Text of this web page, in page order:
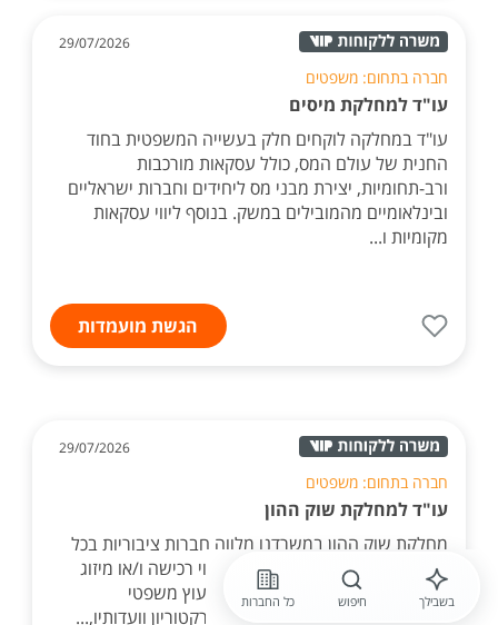
29/07/2026
חברה בתחום: משפטים
עו"ד למחלקת מיסים
עו"ד במחלקה לוקחים חלק בעשייה המשפטית בחוד
החנית של עולם המס, כולל עסקאות מורכבות
ורב-תחומיות, יצירת מבני מס ליחידים וחברות ישראליים
ובינלאומיים מהמובילים במשק. בנוסף ליווי עסקאות
מקומיות ו...
הגשת מועמדות
29/07/2026
חברה בתחום: משפטים
עו"ד למחלקת שוק ההון
מחלקת שוק ההון במשרדנו מלווה חברות ציבוריות בכל
ההיבטים הרגולטוריים ובכלל זה ליווי רכישה ו/או מיזוג
שבהם מעורבות חברות ציבוריות, ייעוץ משפטי
לדירקטוריון, השתתפות בישיבות דירקטוריון וועדותיו,...
בשבילך חיפוש כל החברות